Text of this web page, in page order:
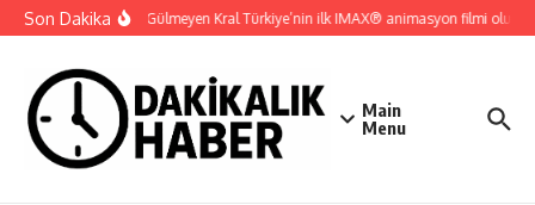
İçeriğe atla
Son DakikaGupi ve Gülmeyen Kral Türkiye’nin ilk IMAX® animasyon filmi oluyor
Main
Menu